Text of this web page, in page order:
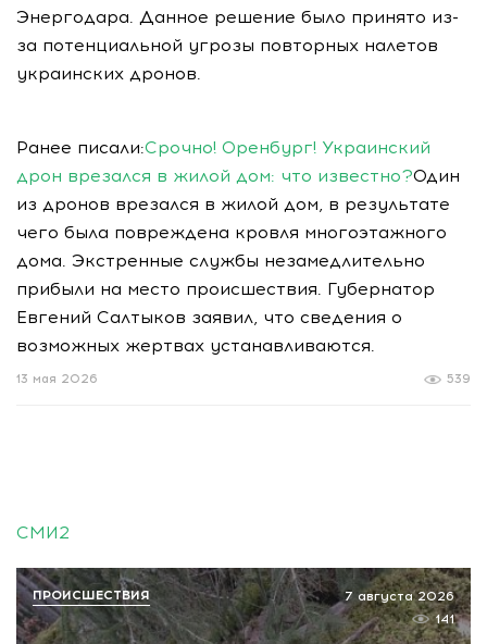
Энергодара. Данное решение было принято из-
за потенциальной угрозы повторных налетов
украинских дронов.
Ранее писали:Срочно! Оренбург! Украинский
дрон врезался в жилой дом: что известно?Один
из дронов врезался в жилой дом, в результате
чего была повреждена кровля многоэтажного
дома. Экстренные службы незамедлительно
прибыли на место происшествия. Губернатор
Евгений Салтыков заявил, что сведения о
возможных жертвах устанавливаются.
539
13 мая 2026
СМИ2
7 августа 2026
141
ПРОИСШЕСТВИЯ